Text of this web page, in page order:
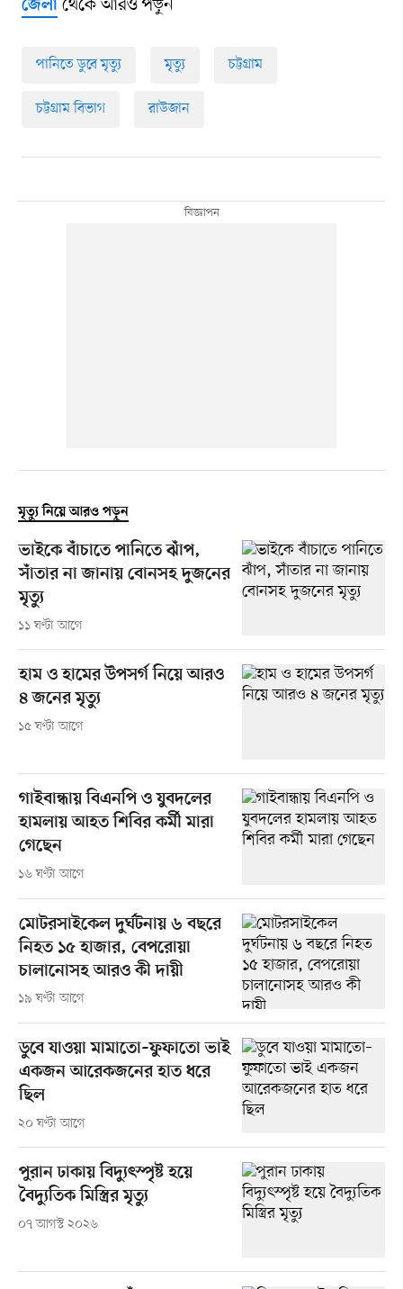
জেলা থেকে আরও পড়ুন
পানিতে ডুবে মৃত্যু মৃত্যু চট্টগ্রাম
চট্টগ্রাম বিভাগ রাউজান
মৃত্যু নিয়ে আরও পড়ুন
ভাইকে বাঁচাতে পানিতে ঝাঁপ,
সাঁতার না জানায় বোনসহ দুজনের
মৃত্যু
১১ ঘণ্টা আগে
হাম ও হামের উপসর্গ নিয়ে আরও
৪ জনের মৃত্যু
১৫ ঘণ্টা আগে
গাইবান্ধায় বিএনপি ও যুবদলের
হামলায় আহত শিবির কর্মী মারা
গেছেন
১৬ ঘণ্টা আগে
মোটরসাইকেল দুর্ঘটনায় ৬ বছরে
নিহত ১৫ হাজার, বেপরোয়া
চালানোসহ আরও কী দায়ী
১৯ ঘণ্টা আগে
ডুবে যাওয়া মামাতো–ফুফাতো ভাই
একজন আরেকজনের হাত ধরে
ছিল
২০ ঘণ্টা আগে
পুরান ঢাকায় বিদ্যুৎস্পৃষ্ট হয়ে
বৈদ্যুতিক মিস্ত্রির মৃত্যু
০৭ আগস্ট ২০২৬